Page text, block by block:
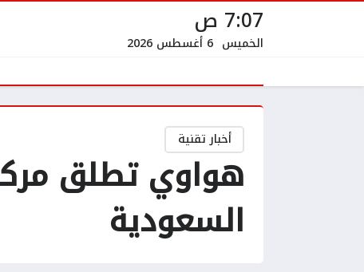
7:07 ص
الخميس 6 أغسطس 2026
أخبار تقنية
هواوي تطلق
السعودية